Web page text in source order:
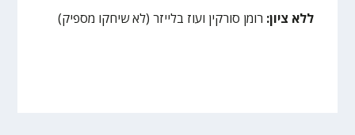
ללא ציון: רומן סורקין ועוז בלייזר (לא שיחקו מספיק)